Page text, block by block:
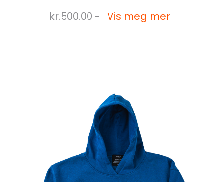
kr.500.00 - Vis meg mer